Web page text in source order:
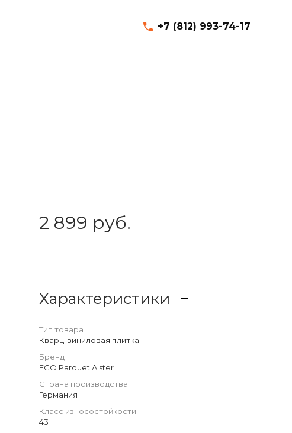
+7 (812) 993-74-17
2 899 руб.
Характеристики
Тип товара
Кварц-виниловая плитка
Бренд
ECO Parquet Alster
Страна производства
Германия
Класс износостойкости
43